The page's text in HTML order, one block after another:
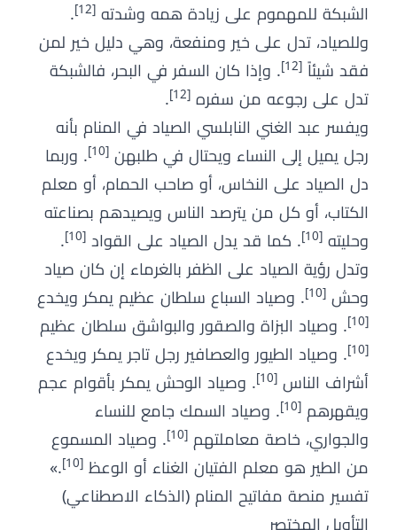
الشبكة للمهموم على زيادة همه وشدته [12]
.
وللصياد، تدل على خير ومنفعة، وهي دليل خير لمن
فقد شيئاً [12]
. وإذا كان السفر في البحر، فالشبكة
تدل على رجوعه من سفره [12]
.
ويفسر عبد الغني النابلسي الصياد في المنام بأنه
رجل يميل إلى النساء ويحتال في طلبهن [10]
. وربما
دل الصياد على النخاس، أو صاحب الحمام، أو معلم
الكتاب، أو كل من يترصد الناس ويصيدهم بصناعته
وحليته [10] . كما قد يدل الصياد على القواد [10]
.
وتدل رؤية الصياد على الظفر بالغرماء إن كان صياد
وحش [10] . وصياد السباع سلطان عظيم يمكر ويخدع
[10] . وصياد البزاة والصقور والبواشق سلطان عظيم
[10]
. وصياد الطيور والعصافير رجل تاجر يمكر ويخدع
أشراف الناس [10]
. وصياد الوحش يمكر بأقوام عجم
ويقهرهم [10]
. وصياد السمك جامع للنساء
والجواري، خاصة معاملتهم [10]
. وصياد المسموع
من الطير هو معلم الفتيان الغناء أو الوعظ [10]
.»
تفسير منصة مفاتيح المنام (الذكاء الاصطناعي)